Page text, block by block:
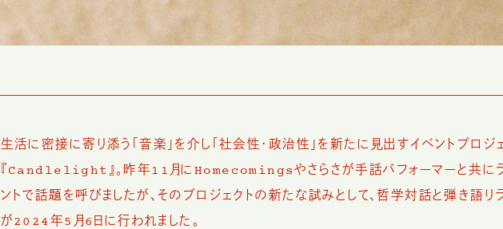
生活に密接に寄り添う「音楽」を介し「社会性・政治性」を新たに見出すイベントプロジ
『Candlelight』。昨年11月にHomecomingsやさらさが手話パフォーマーと共にラ
ントで話題を呼びましたが、そのプロジェクトの新たな試みとして、哲学対話と弾き語り
が2024年5月6日に行われました。